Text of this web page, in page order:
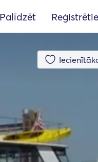
Palīdzēt